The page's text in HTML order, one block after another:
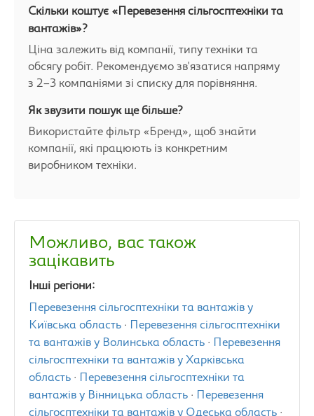
Скільки коштує «Перевезення сільгосптехніки та
вантажів»?
Ціна залежить від компанії, типу техніки та
обсягу робіт. Рекомендуємо зв'язатися напряму
з 2–3 компаніями зі списку для порівняння.
Як звузити пошук ще більше?
Використайте фільтр «Бренд», щоб знайти
компанії, які працюють із конкретним
виробником техніки.
Можливо, вас також
зацікавить
Інші регіони:
Перевезення сільгосптехніки та вантажів у
Київська область ·
Перевезення сільгосптехніки
та вантажів у Волинська область ·
Перевезення
сільгосптехніки та вантажів у Харківська
область ·
Перевезення сільгосптехніки та
вантажів у Вінницька область ·
Перевезення
сільгосптехніки та вантажів у Одеська область ·